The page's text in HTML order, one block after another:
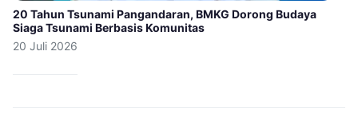
20 Tahun Tsunami Pangandaran, BMKG Dorong Budaya
Siaga Tsunami Berbasis Komunitas
20 Juli 2026